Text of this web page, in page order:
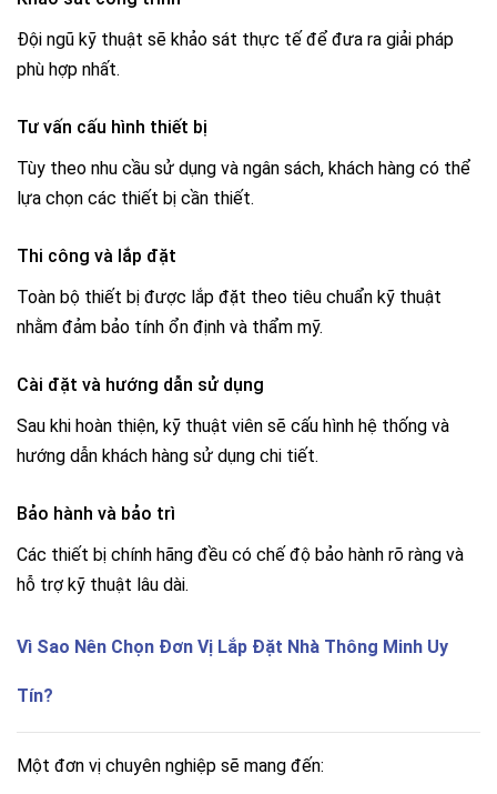
Đội ngũ kỹ thuật sẽ khảo sát thực tế để đưa ra giải pháp
phù hợp nhất.
Tư vấn cấu hình thiết bị
Tùy theo nhu cầu sử dụng và ngân sách, khách hàng có thể
lựa chọn các thiết bị cần thiết.
Thi công và lắp đặt
Toàn bộ thiết bị được lắp đặt theo tiêu chuẩn kỹ thuật
nhằm đảm bảo tính ổn định và thẩm mỹ.
Cài đặt và hướng dẫn sử dụng
Sau khi hoàn thiện, kỹ thuật viên sẽ cấu hình hệ thống và
hướng dẫn khách hàng sử dụng chi tiết.
Bảo hành và bảo trì
Các thiết bị chính hãng đều có chế độ bảo hành rõ ràng và
hỗ trợ kỹ thuật lâu dài.
Vì Sao Nên Chọn Đơn Vị Lắp Đặt Nhà Thông Minh Uy
Tín?
Một đơn vị chuyên nghiệp sẽ mang đến: